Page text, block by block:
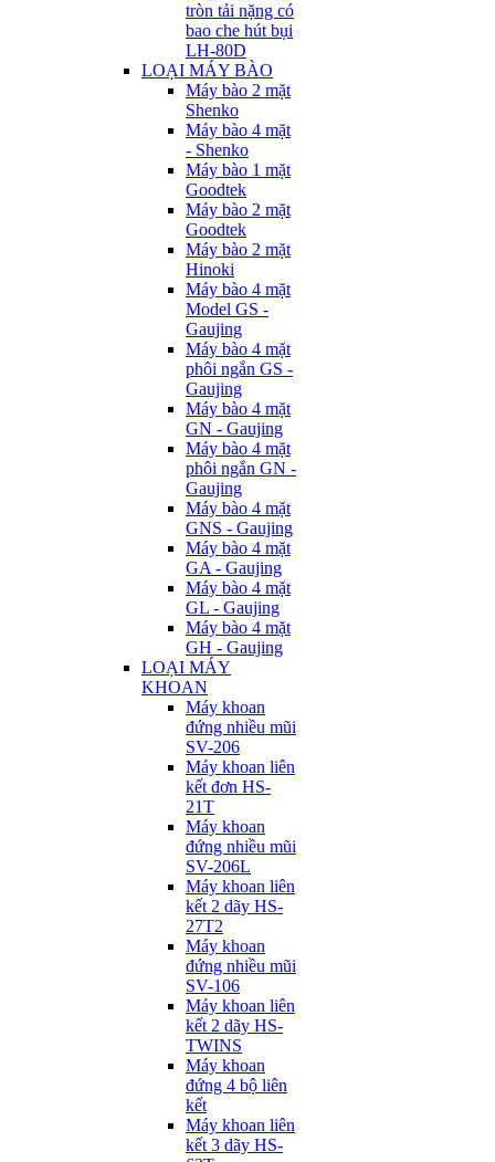
tròn tải nặng có
bao che hút bụi
LH-80D
LOẠI MÁY BÀO
Máy bào 2 mặt
Shenko
Máy bào 4 mặt
- Shenko
Máy bào 1 mặt
Goodtek
Máy bào 2 mặt
Goodtek
Máy bào 2 mặt
Hinoki
Máy bào 4 mặt
Model GS -
Gaujing
Máy bào 4 mặt
phôi ngắn GS -
Gaujing
Máy bào 4 mặt
GN - Gaujing
Máy bào 4 mặt
phôi ngắn GN -
Gaujing
Máy bào 4 mặt
GNS - Gaujing
Máy bào 4 mặt
GA - Gaujing
Máy bào 4 mặt
GL - Gaujing
Máy bào 4 mặt
GH - Gaujing
LOẠI MÁY
KHOAN
Máy khoan
đứng nhiều mũi
SV-206
Máy khoan liên
kết đơn HS-
21T
Máy khoan
đứng nhiều mũi
SV-206L
Máy khoan liên
kết 2 dãy HS-
27T2
Máy khoan
đứng nhiều mũi
SV-106
Máy khoan liên
kết 2 dãy HS-
TWINS
Máy khoan
đứng 4 bộ liên
kết
Máy khoan liên
kết 3 dãy HS-